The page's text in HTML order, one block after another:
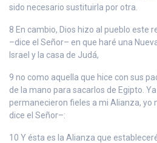
sido necesario sustituirla por otra.
8 En cambio, Dios hizo al pueblo este
–dice el Señor– en que haré una
Israel y la casa de Judá,
9 no como aquella que hice con sus
de la mano para sacarlos de Egipto.
permanecieron fieles a mi Alianza, yo
dice el Señor–:
10 Y ésta es la Alianza que